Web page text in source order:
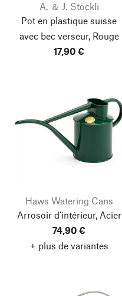
A. ＆ J. Stöckli
Pot en plastique suisse
avec bec verseur, Rouge
17,90 €
Haws Watering Cans
Arrosoir d'intérieur, Acier
74,90 €
+ plus de variantes